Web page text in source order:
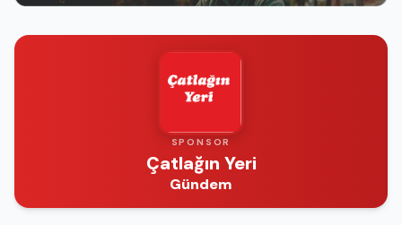
SPONSOR
Çatlağın Yeri
Gündem